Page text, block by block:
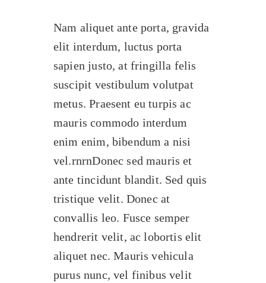
Nam aliquet ante porta, gravida
elit interdum, luctus porta
sapien justo, at fringilla felis
suscipit vestibulum volutpat
metus. Praesent eu turpis ac
mauris commodo interdum
enim enim, bibendum a nisi
vel.rnrnDonec sed mauris et
ante tincidunt blandit. Sed quis
tristique velit. Donec at
convallis leo. Fusce semper
hendrerit velit, ac lobortis elit
aliquet nec. Mauris vehicula
purus nunc, vel finibus velit